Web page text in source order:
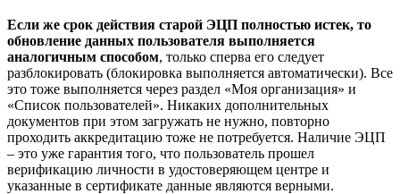
Если же срок действия старой ЭЦП полностью истек, то
обновление данных пользователя выполняется
аналогичным способом, только сперва его следует
разблокировать (блокировка выполняется автоматически). Все
это тоже выполняется через раздел «Моя организация» и
«Список пользователей». Никаких дополнительных
документов при этом загружать не нужно, повторно
проходить аккредитацию тоже не потребуется. Наличие ЭЦП
– это уже гарантия того, что пользователь прошел
верификацию личности в удостоверяющем центре и
указанные в сертификате данные являются верными.